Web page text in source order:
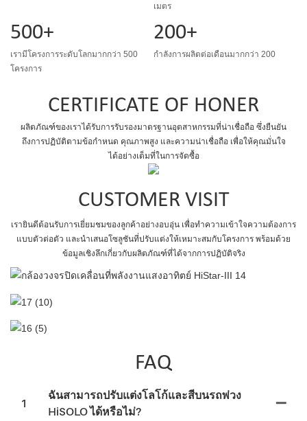
เมตร
500+
เรามีโครงการระดับโลกมากกว่า 500
โครงการ
200+
กำลังการผลิตต่อเดือนมากกว่า 200
CERTIFICATE OF HONER
ผลิตภัณฑ์ของเราได้รับการรับรองมาตรฐานอุตสาหกรรมที่น่าเชื่อถือ ซึ่งยืนยัน
ถึงการปฏิบัติตามข้อกำหนด คุณภาพสูง และความน่าเชื่อถือ เพื่อให้คุณมั่นใจ
ได้อย่างเต็มที่ในการจัดซื้อ
CUSTOMER VISIT
เรายินดีต้อนรับการเยี่ยมชมของลูกค้าอย่างอบอุ่น เพื่อทำความเข้าใจความต้องการ
แบบตัวต่อตัว และนำเสนอโซลูชันที่ปรับแต่งให้เหมาะสมกับโครงการ พร้อมด้วย
ข้อมูลเชิงลึกเกี่ยวกับผลิตภัณฑ์ที่ได้จากการปฏิบัติจริง
FAQ
1
ฉันสามารถปรับแต่งโลโก้และสีบนรถพ่วง
HiSOLO ได้หรือไม่?